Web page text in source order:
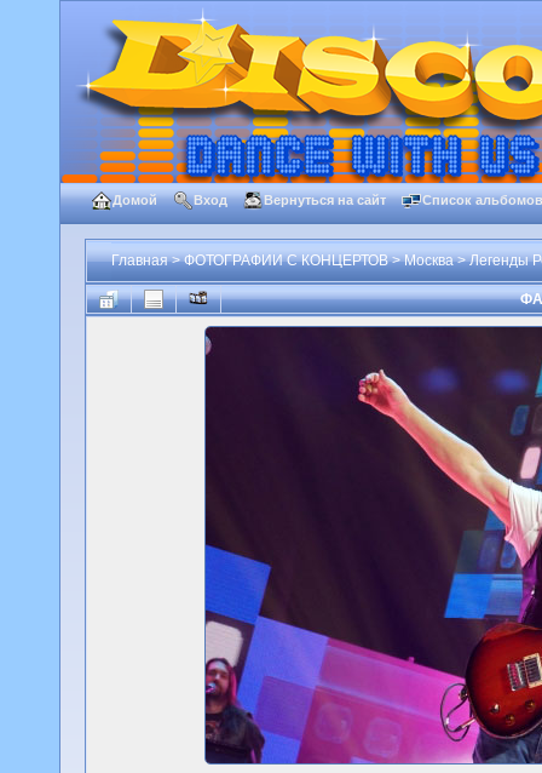
Домой Вход Вернуться на сайт Список альбомов
Главная>ФОТОГРАФИИ С КОНЦЕРТОВ>Москва>Легенды